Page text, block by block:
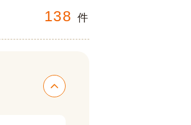
138 件